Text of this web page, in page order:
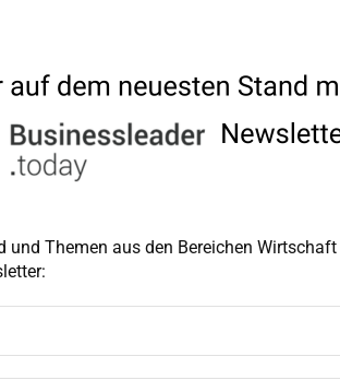
und Themen aus den Bereichen